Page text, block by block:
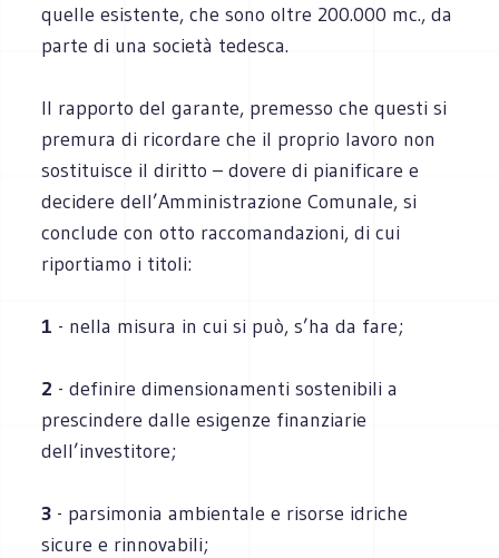
quelle esistente, che sono oltre 200.000 mc., da
parte di una società tedesca.
Il rapporto del garante, premesso che questi si
premura di ricordare che il proprio lavoro non
sostituisce il diritto – dovere di pianificare e
decidere dell’Amministrazione Comunale, si
conclude con otto raccomandazioni, di cui
riportiamo i titoli:
1 - nella misura in cui si può, s’ha da fare;
2 - definire dimensionamenti sostenibili a
prescindere dalle esigenze finanziarie
dell’investitore;
3 - parsimonia ambientale e risorse idriche
sicure e rinnovabili;